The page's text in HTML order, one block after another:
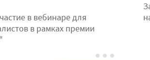
в вебинаре для
в рамках премии